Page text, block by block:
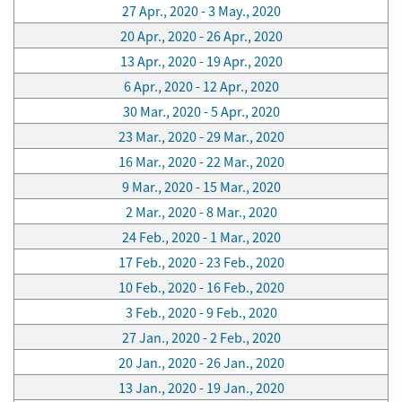
27 Apr., 2020 - 3 May., 2020
20 Apr., 2020 - 26 Apr., 2020
13 Apr., 2020 - 19 Apr., 2020
6 Apr., 2020 - 12 Apr., 2020
30 Mar., 2020 - 5 Apr., 2020
23 Mar., 2020 - 29 Mar., 2020
16 Mar., 2020 - 22 Mar., 2020
9 Mar., 2020 - 15 Mar., 2020
2 Mar., 2020 - 8 Mar., 2020
24 Feb., 2020 - 1 Mar., 2020
17 Feb., 2020 - 23 Feb., 2020
10 Feb., 2020 - 16 Feb., 2020
3 Feb., 2020 - 9 Feb., 2020
27 Jan., 2020 - 2 Feb., 2020
20 Jan., 2020 - 26 Jan., 2020
13 Jan., 2020 - 19 Jan., 2020